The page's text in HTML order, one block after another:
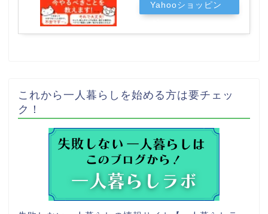
Yahooショッピン
これから一人暮らしを始める方は要チェッ
ク！